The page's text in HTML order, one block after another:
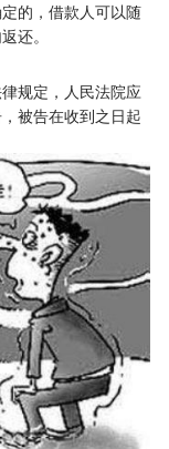
的，借款人可以随
还。
规定，人民法院应
被告在收到之日起